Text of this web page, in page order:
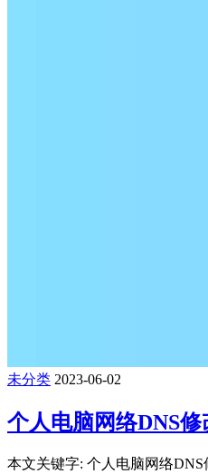
未分类 2023-06-02
个人电脑网络DNS修
本文关键字: 个人电脑网络